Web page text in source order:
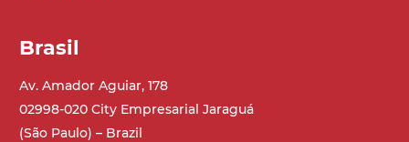
Velocità
3.4 m/minuto
Brasil
Av. Amador Aguiar, 178
02998-020 City Empresarial Jaraguá
(São Paulo) – Brazil